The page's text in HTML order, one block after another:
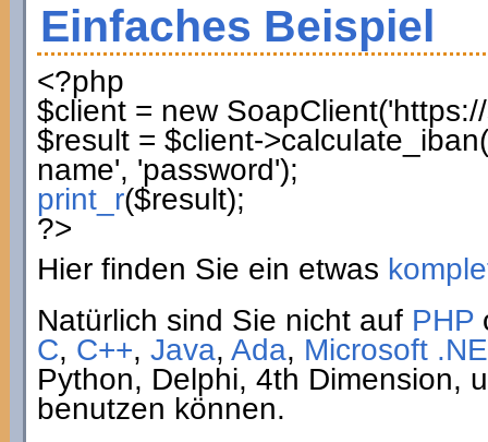
Einfaches Beispiel
<?php
$client= newSoapClient(
$result= $client->calculate_iban(
name', 'password');
print_r($result);
?>
Hier finden Sie ein etwas
Natürlich sind Sie nicht auf PHP
C, C++, Java, Ada, Microsoft
Python, Delphi, 4th Dimension,
benutzen können.